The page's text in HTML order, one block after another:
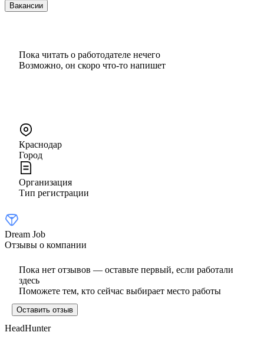
Вакансии
Пока читать о работодателе нечего
Возможно, он скоро что‑то напишет
Краснодар
Город
Организация
Тип регистрации
Dream Job
Отзывы о компании
Пока нет отзывов — оставьте первый, если работали
здесь
Поможете тем, кто сейчас выбирает место работы
Оставить отзыв
HeadHunter